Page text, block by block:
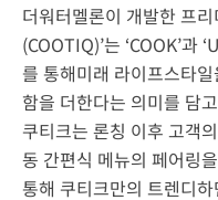
더워터멜론이 개발한 프
(COOTIQ)’는 ‘COOK’과
를 통해미래 라이프스타
함을 더한다는 의미를 담
쿠티크는 론칭 이후 고객
동 간편식 메뉴의 페어링
통해 쿠티크만의 트렌디